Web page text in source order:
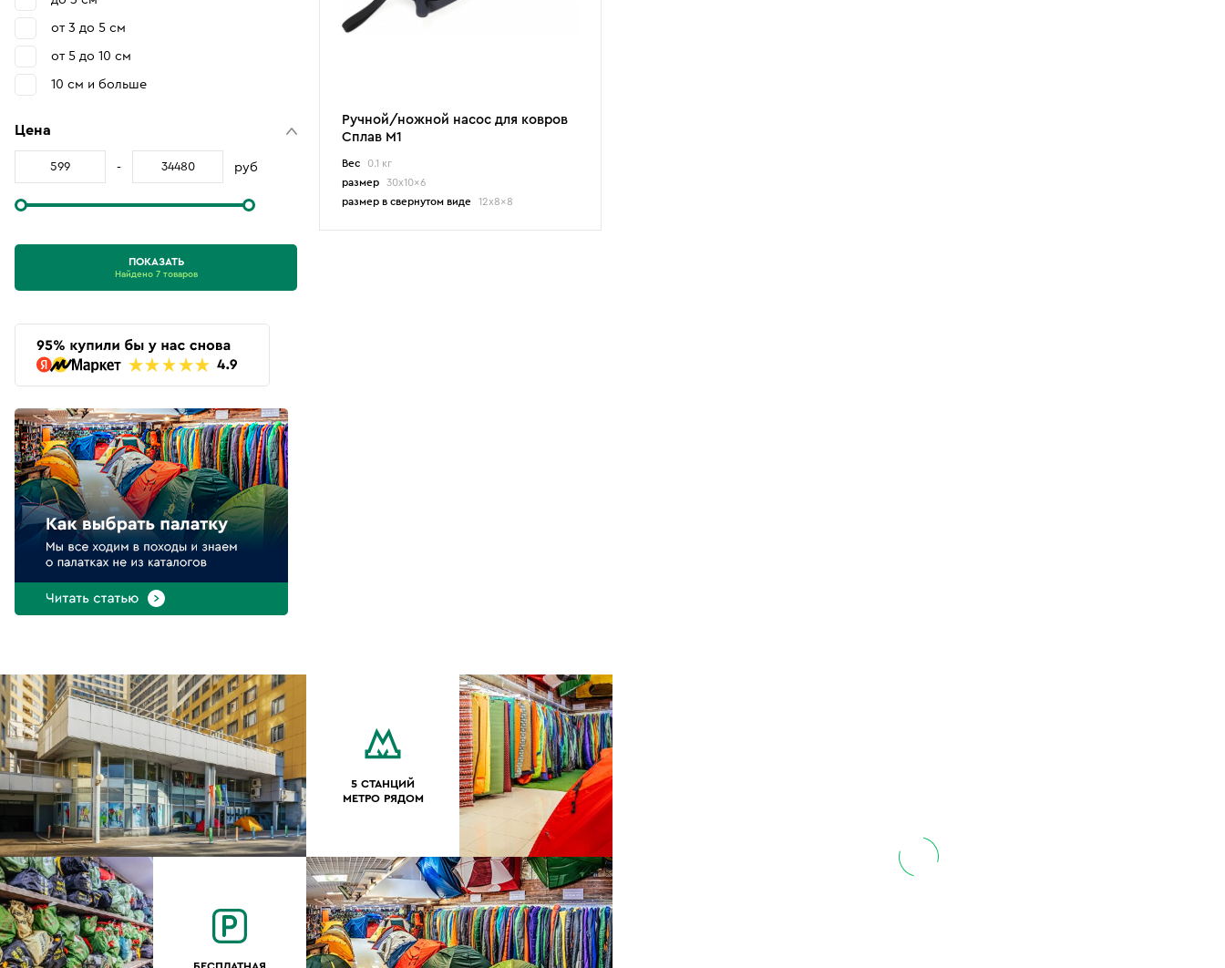
от 3 до 5 см
от 5 до 10 см
10 см и больше
Цена
- руб
ПОКАЗАТЬ
Найдено 7 товаров
Ручной/ножной насос для ковров
Сплав М1
Вес
0.1 кг
размер
30x10x6
размер в свернутом виде
12x8x8
5 СТАНЦИЙ
МЕТРО РЯДОМ